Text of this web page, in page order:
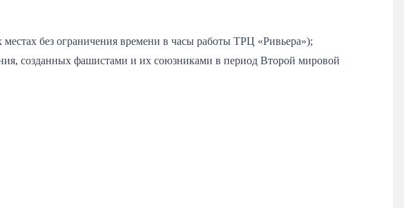
без ограничения времени в часы работы ТРЦ «Ривьера»);
созданных фашистами и их союзниками в период Второй мировой